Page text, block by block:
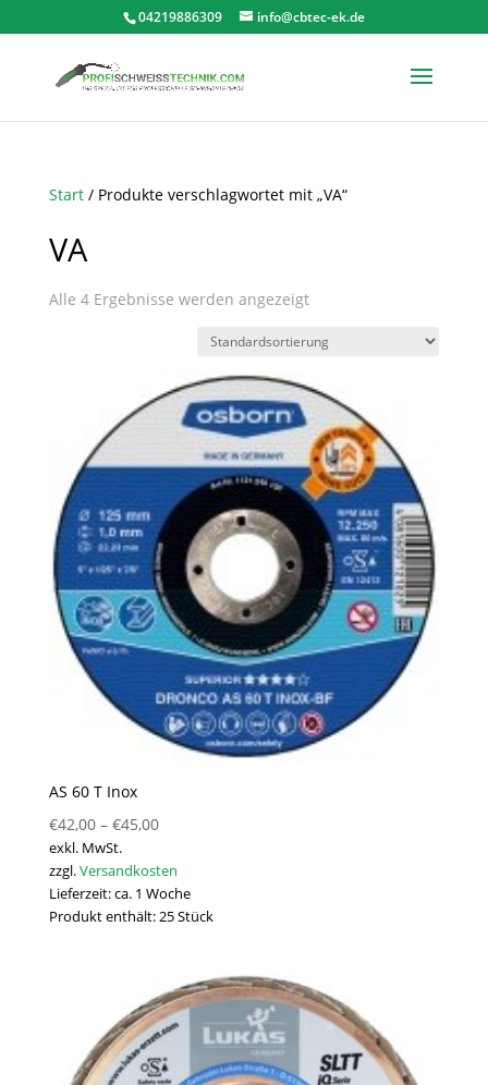
04219886309 info@cbtec-ek.de
Start/ Produkte verschlagwortet mit „VA“
VA
Alle 4 Ergebnisse werden angezeigt
AS 60 T Inox
€42,00– €45,00
exkl. MwSt.
zzgl.Versandkosten
Lieferzeit:ca. 1 Woche
Produkt enthält: 25Stück